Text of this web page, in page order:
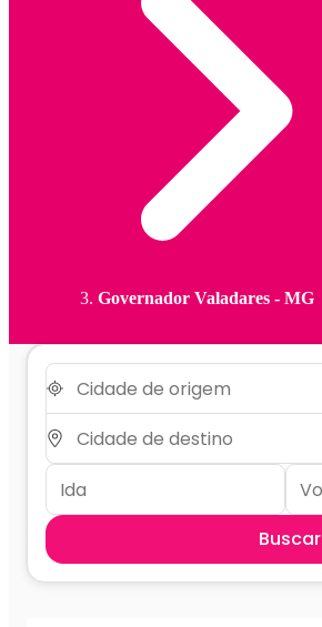
Governador Valadares - MG
Buscar